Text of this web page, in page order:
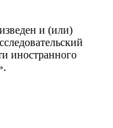
и (или)
иностранного